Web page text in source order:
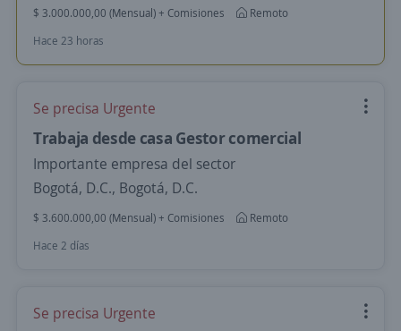
$ 3.000.000,00 (Mensual) + Comisiones
Remoto
Hace 23 horas
Se precisa Urgente
Trabaja desde casa Gestor comercial
Importante empresa del sector
Bogotá, D.C., Bogotá, D.C.
$ 3.600.000,00 (Mensual) + Comisiones
Remoto
Hace 2 días
Se precisa Urgente